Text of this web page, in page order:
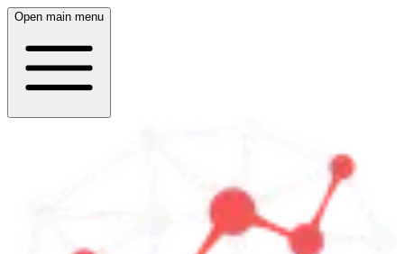
Open main menu